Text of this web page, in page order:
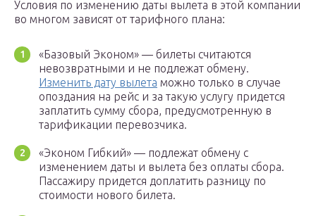
Условия по изменению даты вылета в этой компании
во многом зависят от тарифного плана:
«Базовый Эконом» — билеты считаются
невозвратными и не подлежат обмену.
Изменить дату вылета можно только в случае
опоздания на рейс и за такую услугу придется
заплатить сумму сбора, предусмотренную в
тарификации перевозчика.
«Эконом Гибкий» — подлежат обмену с
изменением даты и вылета без оплаты сбора.
Пассажиру придется доплатить разницу по
стоимости нового билета.